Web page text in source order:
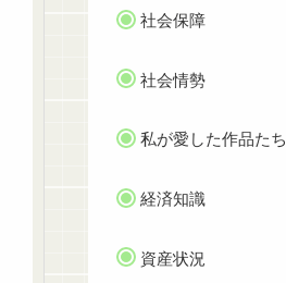
社会保障
社会情勢
私が愛した作品たち
経済知識
資産状況